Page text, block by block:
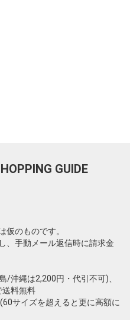
GUIDE
仮のものです。
、手動メール返信時に請求金
/沖縄は2,200円・代引不可)、
送料無料
サイズを超えると更に高額に